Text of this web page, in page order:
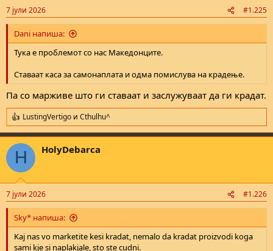
7 јули 2026 #1.225
Dani напиша:
Тука е проблемот со нас Македонците.
Ставаат каса за самонаплата и одма помислува на крадење.
Па со марживе што ги ставаат и заслужуваат да ги крадат.
R
e
a
c
i
n
s
:
LustingVertigo и Cthulhu^
H HolyDebarca
7 јули 2026 #1.226
Sky* напиша:
Kaj nas vo marketite kesi kradat, nemalo da kradat proizvodi koga
sami kje si naplakjale, sto ste cudni.